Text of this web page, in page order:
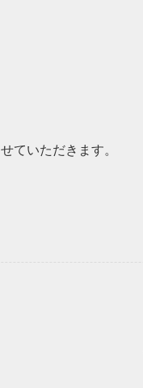
ていただきます。